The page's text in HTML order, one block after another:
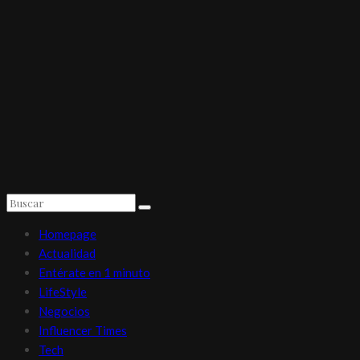
Homepage
Actualidad
Entérate en 1 minuto
LifeStyle
Negocios
Influencer Times
Tech